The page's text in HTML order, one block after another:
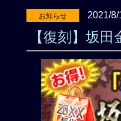
お知らせ 2021/8/
【復刻】坂